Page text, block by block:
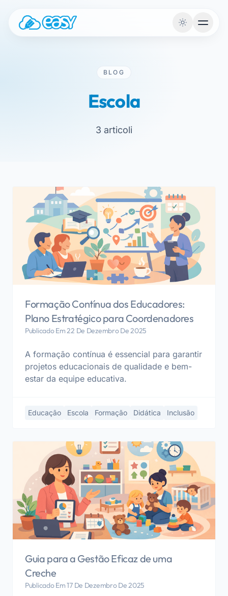
BLOG
Escola
3 articoli
Formação Contínua dos Educadores:
Plano Estratégico para Coordenadores
Publicado Em 22 De Dezembro De 2025
A formação contínua é essencial para garantir
projetos educacionais de qualidade e bem-
estar da equipe educativa.
Educação Escola Formação Didática Inclusão
Guia para a Gestão Eficaz de uma
Creche
Publicado Em 17 De Dezembro De 2025